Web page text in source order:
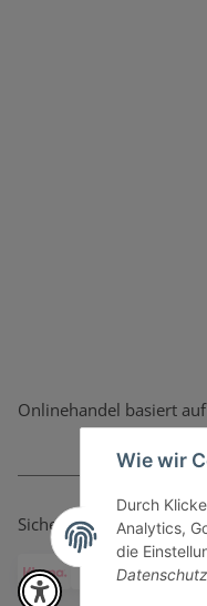
Wie wir
Durch
Analytics,
die
Onlinehandel basiert
Sicher bezahlen via: